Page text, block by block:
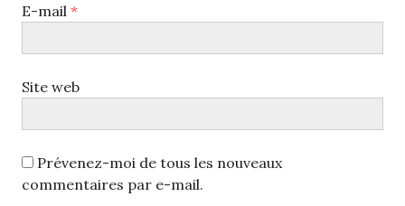
E-mail *
Site web
Prévenez-moi de tous les nouveaux
commentaires par e-mail.